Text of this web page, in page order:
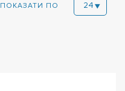
ПОКАЗАТИ ПО